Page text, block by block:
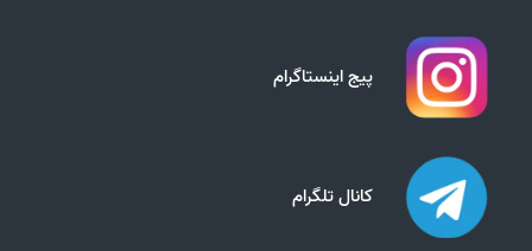
پیج اینستاگرام
کانال تلگرام